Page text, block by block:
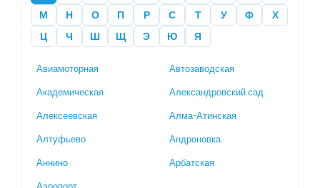
М
Н О П Р С Т У Ф
Х
Ц
Ч Ш Щ Э Ю Я
Авиамоторная Автозаводская
Академическая Александровский сад
Алексеевская Алма-Атинская
Алтуфьево Андроновка
Аннино Арбатская